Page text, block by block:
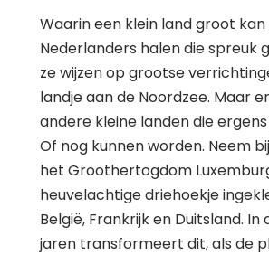
Waarin een klein land groot kan
Nederlanders halen die spreuk
ze wijzen op grootse
landje aan de Noordzee. Maar
andere kleine landen die
Of nog kunnen worden. Neem
het Groothertogdom
heuvelachtige driehoekje
België, Frankrijk en Duitsland.
jaren transformeert dit, als de